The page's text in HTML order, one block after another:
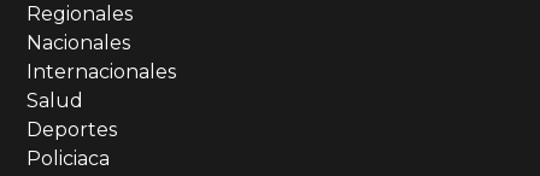
Regionales
Nacionales
Internacionales
Salud
Deportes
Policiaca